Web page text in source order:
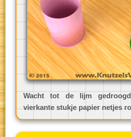
Wacht tot de lijm
vierkante stukje papier netjes